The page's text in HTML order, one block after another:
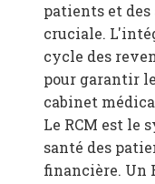
patients et
cruciale.
cycle des
pour garantir
cabinet
Le RCM est le
santé des
financière. Un